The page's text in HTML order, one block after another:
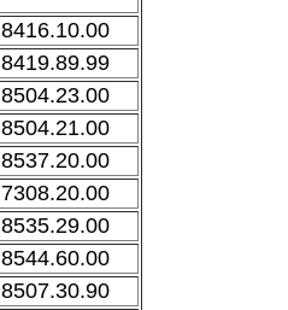
8416.10.00
8419.89.99
8504.23.00
8504.21.00
8537.20.00
7308.20.00
8535.29.00
8544.60.00
8507.30.90